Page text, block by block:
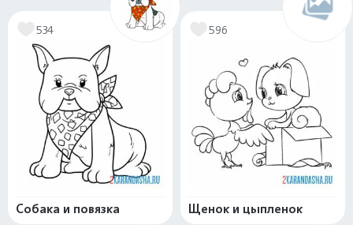
534
Собака и повязка
596
Щенок и цыпленок